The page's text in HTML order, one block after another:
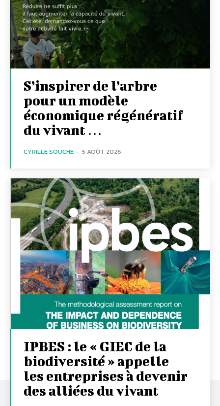
S’inspirer de l’arbre
pour un modèle
économique régénératif
du vivant …
CYRILLE SOUCHE - 5 AOÛT 2026
IPBES : le « GIEC de la
biodiversité » appelle
les entreprises à devenir
des alliées du vivant